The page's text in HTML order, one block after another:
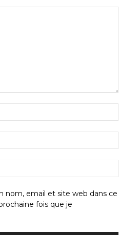
:*
:*
:
nom, email et site web dans ce
fois que je